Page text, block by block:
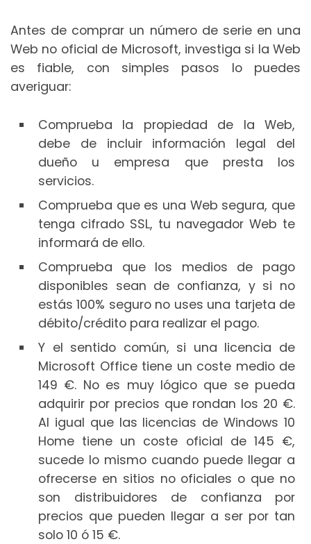
Antes de comprar un número de serie en una
Web no oficial de Microsoft, investiga si la Web
es fiable, con simples pasos lo puedes
averiguar:
Comprueba la propiedad de la Web,
debe de incluir información legal del
dueño u empresa que presta los
servicios.
Comprueba que es una Web segura, que
tenga cifrado SSL, tu navegador Web te
informará de ello.
Comprueba que los medios de pago
disponibles sean de confianza, y si no
estás 100% seguro no uses una tarjeta de
débito/crédito para realizar el pago.
Y el sentido común, si una licencia de
Microsoft Office tiene un coste medio de
149 €. No es muy lógico que se pueda
adquirir por precios que rondan los 20 €.
Al igual que las licencias de Windows 10
Home tiene un coste oficial de 145 €,
sucede lo mismo cuando puede llegar a
ofrecerse en sitios no oficiales o que no
son distribuidores de confianza por
precios que pueden llegar a ser por tan
solo 10 ó 15 €.